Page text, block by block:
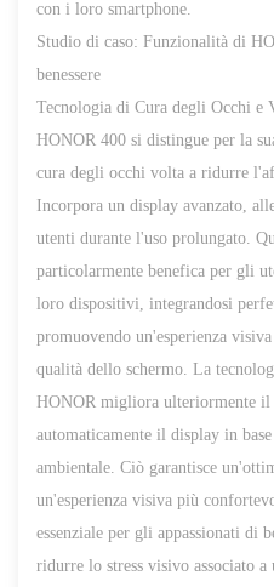
con i loro smartphone.
Studio di caso: Funzionalità di
benessere
Tecnologia di Cura degli Occhi e
HONOR 400 si distingue per la
cura degli occhi volta a ridurre
Incorpora un display avanzato,
utenti durante l'uso prolungato.
particolarmente benefica per gli
loro dispositivi, integrandosi
promuovendo un'esperienza
qualità dello schermo. La
HONOR migliora ulteriormente
automaticamente il display in
ambientale. Ciò garantisce
un'esperienza visiva più
essenziale per gli appassionati di
ridurre lo stress visivo associato